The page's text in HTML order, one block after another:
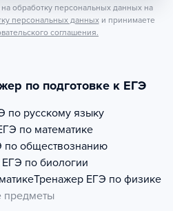
обработку персональных данных на
персональных данных и принимаете
соглашения.
по подготовке к ЕГЭ
по русскому языку
по математике
по обществознанию
ЕГЭ по биологии
Тренажер ЕГЭ по физике
предметы